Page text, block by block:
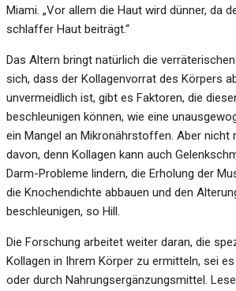
Miami. „Vor allem die Haut wird dünner, da
schlaffer Haut beiträgt.“
Das Altern bringt natürlich die
sich, dass der Kollagenvorrat des Körpers
unvermeidlich ist, gibt es Faktoren, die
beschleunigen können, wie eine
ein Mangel an Mikronährstoffen. Aber nicht
davon, denn Kollagen kann auch
Darm-Probleme lindern, die Erholung der
die Knochendichte abbauen und den
beschleunigen, so Hill.
Die Forschung arbeitet weiter daran, die
Kollagen in Ihrem Körper zu ermitteln, sei
oder durch Nahrungsergänzungsmittel.